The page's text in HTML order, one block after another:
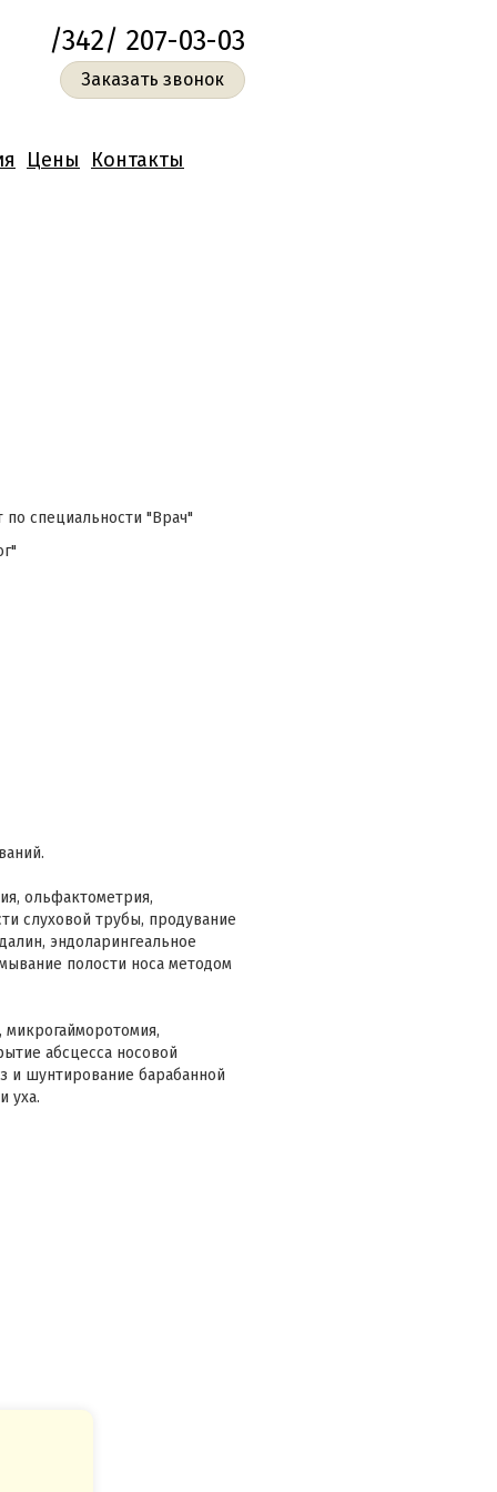
/342/ 207-03-03
Заказать звонок
Цены Контакты
специальности "Врач"
ольфактометрия,
слуховой трубы, продувание
эндоларингеальное
полости носа методом
микрогайморотомия,
абсцесса носовой
и шунтирование барабанной
уха.